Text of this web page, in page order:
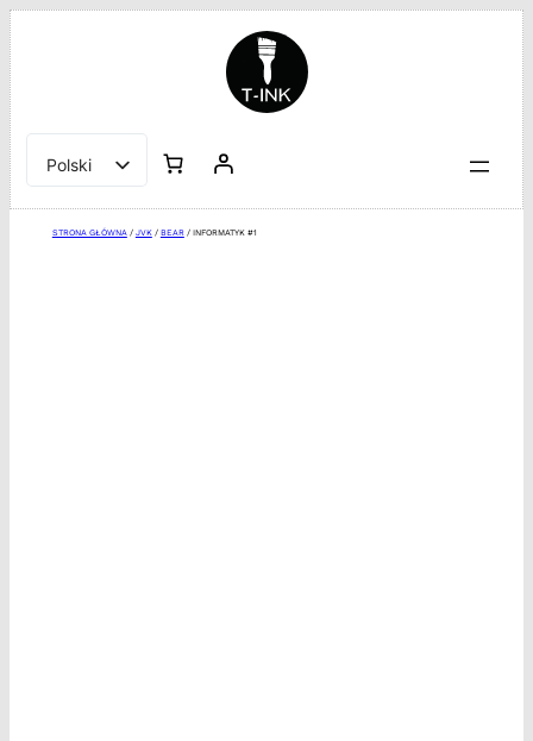
Przejdź
do
treści
Polski
English
STRONA GŁÓWNA / JVK/ BEAR/ INFORMATYK #1